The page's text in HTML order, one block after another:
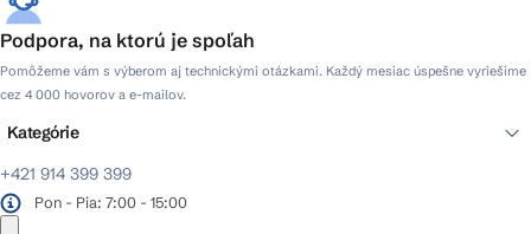
Podpora, na ktorú je spoľah
Pomôžeme vám s výberom aj technickými otázkami. Každý mesiac úspešne vyriešime
cez 4 000 hovorov a e-mailov.
+421 914 399 399
Pon - Pia: 7:00 - 15:00
Kategórie